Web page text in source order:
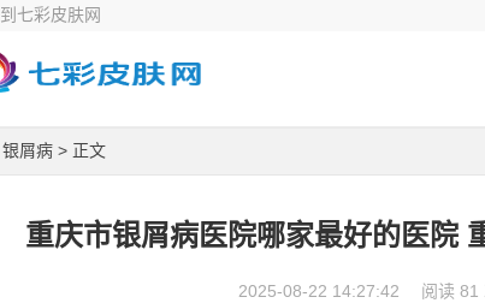
七彩皮肤网
银屑病 > 正文
重庆市银屑病医院哪家最好的医院
2025-08-22 14:27:42 阅读 81